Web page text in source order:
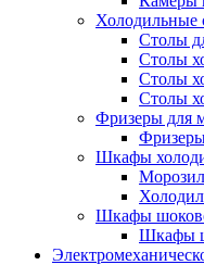
Холодильные
Столы
Столы
Столы
Столы
Фризеры для
Шкафы
Шкафы
Шкафы